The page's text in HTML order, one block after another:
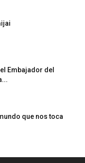
Embajador del
que nos toca